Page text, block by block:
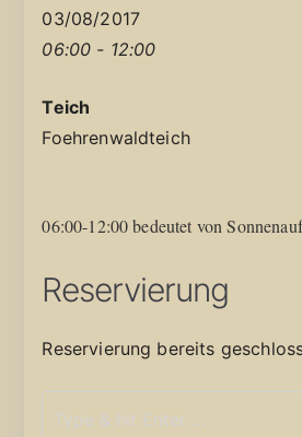
03/08/2017
06:00 - 12:00
Teich
Foehrenwaldteich
06:00-12:00 bedeutet von
Reservierung
Reservierung bereits